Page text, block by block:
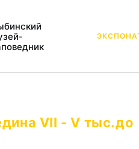
VII - V тыс.до